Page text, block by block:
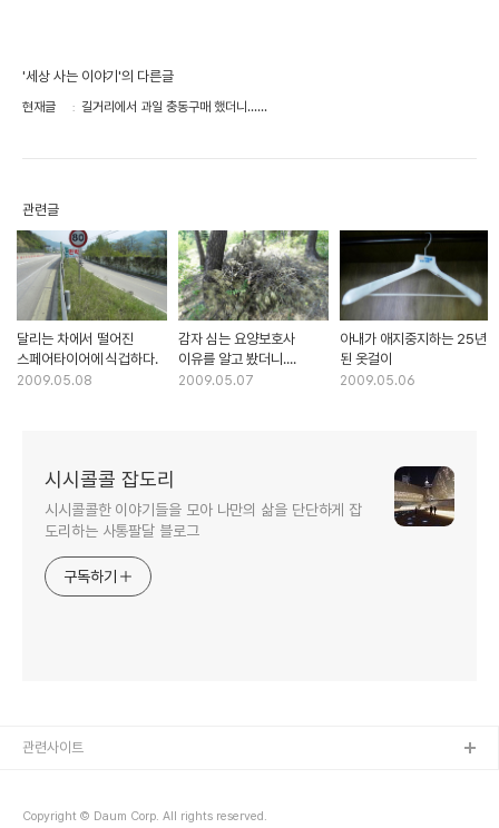
'세상 사는 이야기'의 다른글
현재글 길거리에서 과일 충동구매 했더니......
관련글
달리는 차에서 떨어진
스페어타이어에 식겁하다.
2009.05.08
감자 심는 요양보호사
이유를 알고 봤더니....
2009.05.07
아내가 애지중지하는 25년
된 옷걸이
2009.05.06
시시콜콜 잡도리
시시콜콜한 이야기들을 모아 나만의 삶을 단단하게 잡
도리하는 사통팔달 블로그
구독하기
Copyright © Daum Corp. All rights reserved.
관련사이트